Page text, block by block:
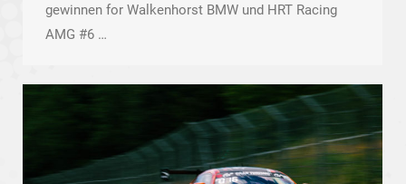
gewinnen for Walkenhorst BMW und HRT Racing
AMG #6 …